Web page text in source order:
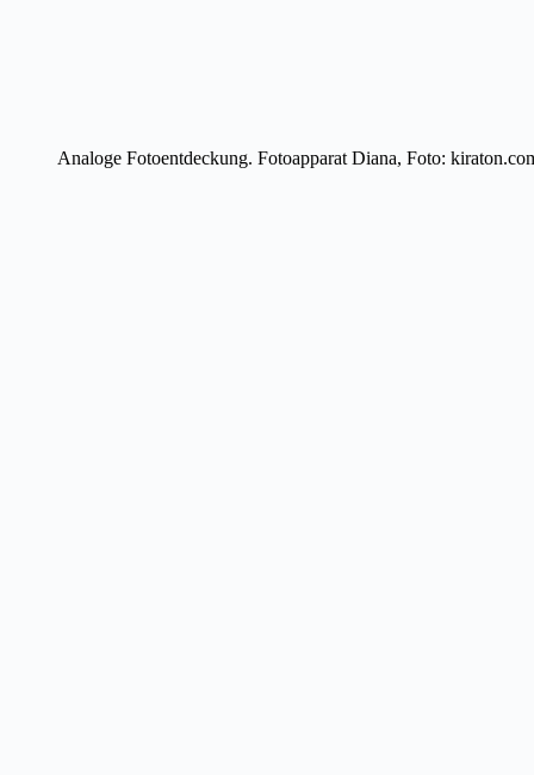
Analoge Fotoentdeckung. Fotoapparat Diana, Foto: